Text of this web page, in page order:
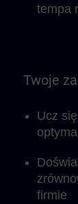
tempa
Twoje
Ucz
firmie